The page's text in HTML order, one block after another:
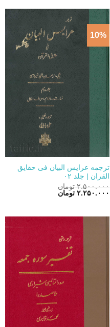
10%
ترجمه عرایس البیان فی حقایق
القران | جلد ۰۲
۲.۵۰۰.۰۰۰ تومان
قیمت
۲.۲۵۰.۰۰۰ تومانقیمت